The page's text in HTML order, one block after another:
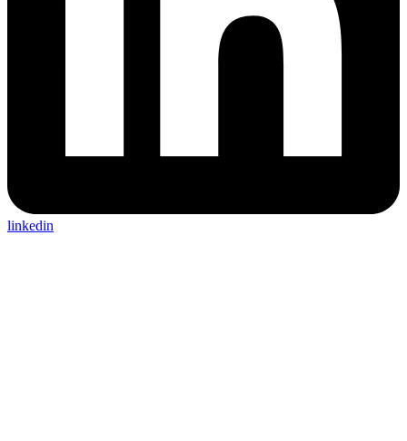
linkedin